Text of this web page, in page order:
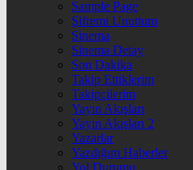
Sample Page
Şifremi Unuttum
Sinema
Sinema Detay
Son Dakika
Takip Ettiklerim
Takipçilerim
Yayın Akışları
Yayın Akışları 2
Yazarlar
Yazdığım Haberler